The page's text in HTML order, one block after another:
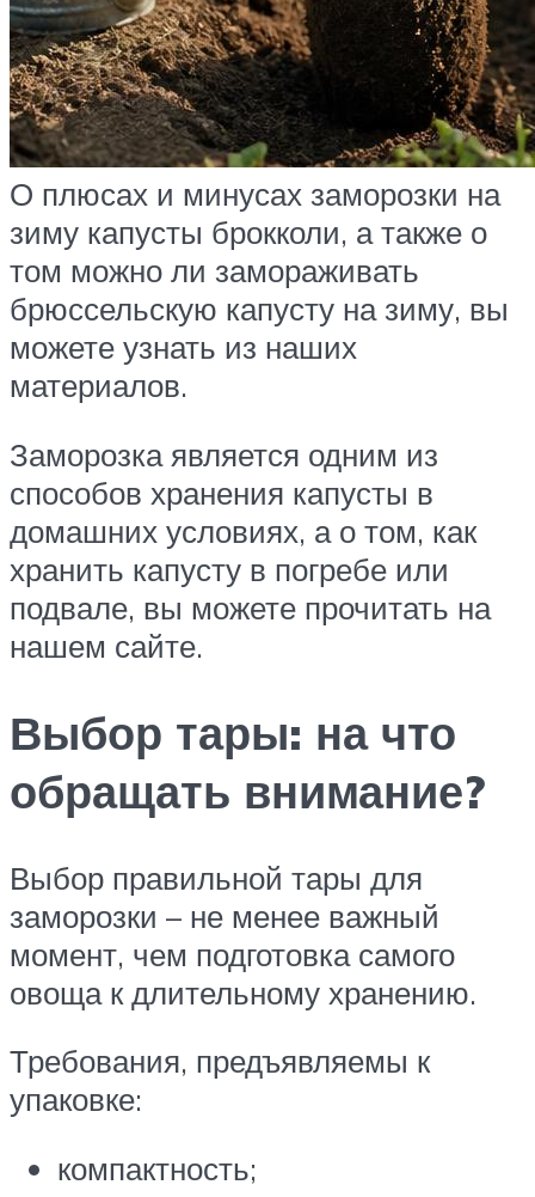
О плюсах и минусах заморозки на
зиму капусты брокколи, а также о
том можно ли замораживать
брюссельскую капусту на зиму, вы
можете узнать из наших
материалов.
Заморозка является одним из
способов хранения капусты в
домашних условиях, а о том, как
хранить капусту в погребе или
подвале, вы можете прочитать на
нашем сайте.
Выбор тары: на что
обращать внимание?
Выбор правильной тары для
заморозки – не менее важный
момент, чем подготовка самого
овоща к длительному хранению.
Требования, предъявляемы к
упаковке:
компактность;